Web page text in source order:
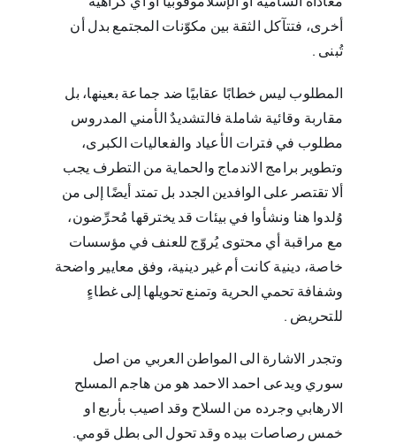
أخرى، فتتآكل الثقة بين مكوّنات المجتمع بدل أن
تُبنى‎. ‎
المطلوب ليس خطابًا عقابيًا ضد جماعة بعينها، بل
مقاربة وقائية شاملة فالتشديدٌ الأمني المدروس
مطلوب في فترات الأعياد والفعاليات ‏الكبرى،
وتطوير برامج الاندماج والحماية من التطرف يجب
ألا تقتصر على الوافدين الجدد بل تمتد أيضًا إلى من
وُلدوا هنا ونشأوا في ‏بيئات قد يخترقها مُحرِّضون،
مع مراقبة أي محتوى يُروّج للعنف في مؤسسات
خاصة، دينية كانت أم غير دينية، وفق معايير ‏واضحة
وشفافة تحمي الحرية وتمنع تحويلها إلى غطاءٍ
للتحريض‎. ‎
وتجدر الاشارة الى المواطن العربي من اصل
سوري ويدعى احمد الاحمد هو من هاجم المسلح
الارهابي وجرده من السلاح وقد اصيب بأربع او
خمس رصاصات بيده وقد تحول الى بطل قومي.